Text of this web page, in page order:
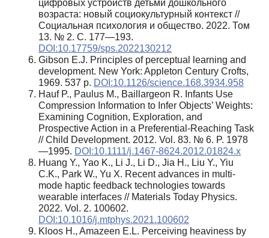
цифровых устройств детьми дошкольного
возраста: новый социокультурный контекст //
Социальная психология и общество. 2022. Том
13. № 2. С. 177—193.
DOI:10.17759/sps.2022130212
Gibson E.J. Principles of perceptual learning and
development. New York: Appleton Century Crofts,
1969. 537 p. DOI:10.1126/science.168.3934.958
Hauf P., Paulus M., Baillargeon R. Infants Use
Compression Information to Infer Objects’ Weights:
Examining Cognition, Exploration, and
Prospective Action in a Preferential-Reaching Task
// Child Development. 2012. Vol. 83. № 6. P. 1978
—1995. DOI:10.1111/j.1467-8624.2012.01824.x
Huang Y., Yao K., Li J., Li D., Jia H., Liu Y., Yiu
C.K., Park W., Yu X. Recent advances in multi-
mode haptic feedback technologies towards
wearable interfaces // Materials Today Physics.
2022. Vol. 2. 100602.
DOI:10.1016/j.mtphys.2021.100602
Kloos H., Amazeen E.L. Perceiving heaviness by